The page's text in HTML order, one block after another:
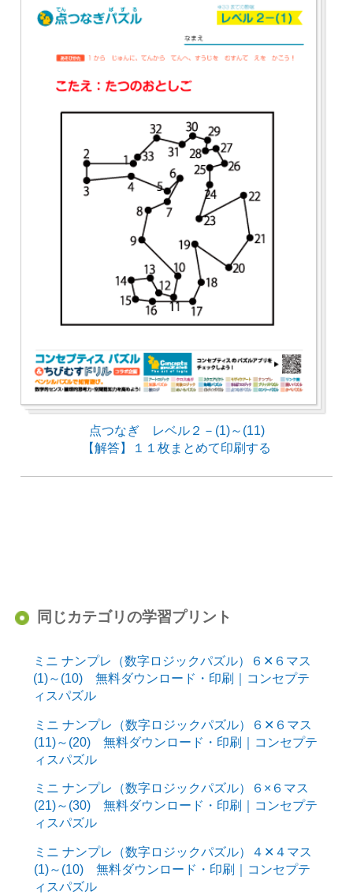
点つなぎ レベル２－(1)～(11)
【解答】１１枚まとめて印刷する
同じカテゴリの学習プリント
ミニ ナンプレ（数字ロジックパズル）６✕６マス
(1)～(10) 無料ダウンロード・印刷｜コンセプテ
ィスパズル
ミニ ナンプレ（数字ロジックパズル）６✕６マス
(11)～(20) 無料ダウンロード・印刷｜コンセプテ
ィスパズル
ミニ ナンプレ（数字ロジックパズル）６×６マス
(21)～(30) 無料ダウンロード・印刷｜コンセプテ
ィスパズル
ミニ ナンプレ（数字ロジックパズル）４✕４マス
(1)～(10) 無料ダウンロード・印刷｜コンセプテ
ィスパズル